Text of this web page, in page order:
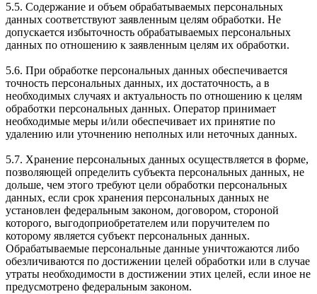
5.5. Содержание и объем обрабатываемых персональных
данных соответствуют заявленным целям обработки. Не
допускается избыточность обрабатываемых персональных
данных по отношению к заявленным целям их обработки.
5.6. При обработке персональных данных обеспечивается
точность персональных данных, их достаточность, а в
необходимых случаях и актуальность по отношению к целям
обработки персональных данных. Оператор принимает
необходимые меры и/или обеспечивает их принятие по
удалению или уточнению неполных или неточных данных.
5.7. Хранение персональных данных осуществляется в форме,
позволяющей определить субъекта персональных данных, не
дольше, чем этого требуют цели обработки персональных
данных, если срок хранения персональных данных не
установлен федеральным законом, договором, стороной
которого, выгодоприобретателем или поручителем по
которому является субъект персональных данных.
Обрабатываемые персональные данные уничтожаются либо
обезличиваются по достижении целей обработки или в случае
утраты необходимости в достижении этих целей, если иное не
предусмотрено федеральным законом.